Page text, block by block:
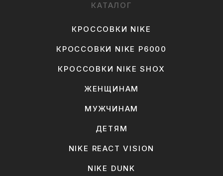
КАТАЛОГ
КРОССОВКИ NIKE
КРОССОВКИ NIKE P6000
КРОССОВКИ NIKE SHOX
ЖЕНЩИНАМ
МУЖЧИНАМ
ДЕТЯМ
NIKE REACT VISION
NIKE DUNK